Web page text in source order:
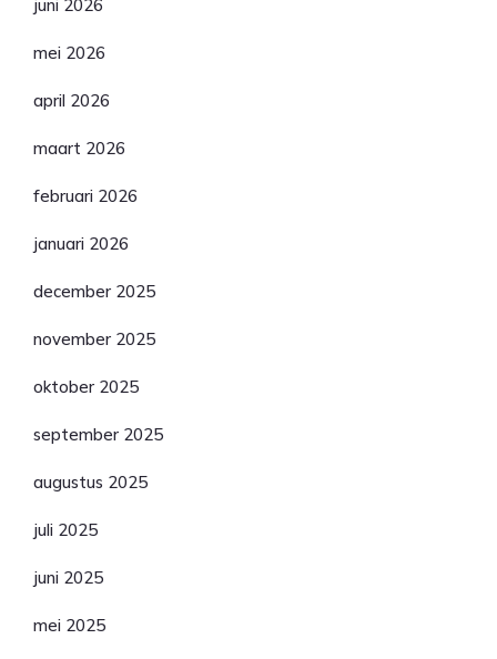
juni 2026
mei 2026
april 2026
maart 2026
februari 2026
januari 2026
december 2025
november 2025
oktober 2025
september 2025
augustus 2025
juli 2025
juni 2025
mei 2025